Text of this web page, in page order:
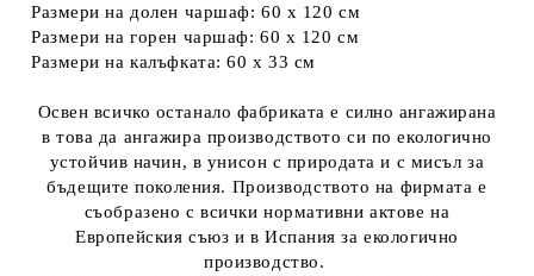
Размери на долен чаршаф: 60 х 120 см
Размери на горен чаршаф: 60 х 120 см
Размери на калъфката: 60 х 33 см
Освен всичко останало фабриката е силно ангажирана
в това да ангажира производството си по екологично
устойчив начин, в унисон с природата и с мисъл за
бъдещите поколения. Производството на фирмата е
съобразено с всички нормативни актове на
Европейския съюз и в Испания за екологично
производство.